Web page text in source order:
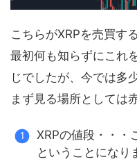
こちらがXRPを売買す
最初何も知らずにこれ
じでしたが、今では多
まず見る場所としては
XRPの値段・・・
ということになり